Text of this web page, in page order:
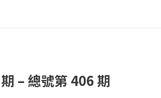
– 總號第 406 期